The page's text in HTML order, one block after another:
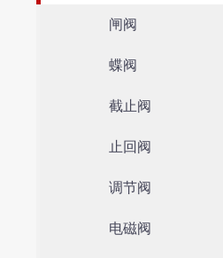
闸阀
蝶阀
截止阀
止回阀
调节阀
电磁阀